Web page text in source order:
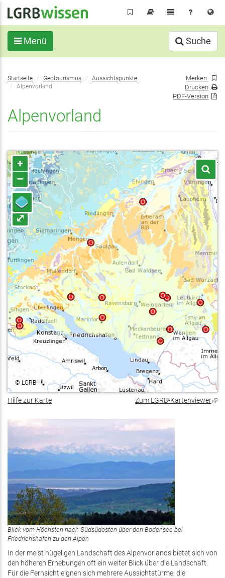
Inhalt
Menü Suche
Sie
befinden
Startseite Geotourismus
Aussichtspunkte
Alpenvorland
Alpenvorland
Merken
Drucken
PDF-Version
+
–
⤢
© LGRB
Hilfe zur Karte Zum LGRB-Kartenviewer
Blick vom Höchsten nach Südsüdosten über den Bodensee bei
Friedrichshafen zu den Alpen
In der meist hügeligen Landschaft des Alpenvorlands bietet sich von
den höheren Erhebungen oft ein weiter Blick über die Landschaft.
Für die Fernsicht eignen sich mehrere Aussichtstürme, die